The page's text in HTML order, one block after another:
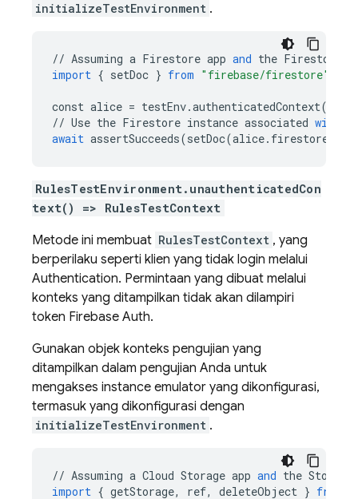
initializeTestEnvironment .
// Assuming a Firestore app and the Firestore
import { setDoc } from "firebase/firestore"
const alice = testEnv.authenticatedContext(
// Use the Firestore instance associated with
await assertSucceeds(setDoc(alice. firestore
RulesTestEnvironment.unauthenticatedCon
text() => RulesTestContext
Metode ini membuat RulesTestContext , yang
berperilaku seperti klien yang tidak login melalui
Authentication. Permintaan yang dibuat melalui
konteks yang ditampilkan tidak akan dilampiri
token Firebase Auth.
Gunakan objek konteks pengujian yang
ditampilkan dalam pengujian Anda untuk
mengakses instance emulator yang dikonfigurasi,
termasuk yang dikonfigurasi dengan
initializeTestEnvironment .
// Assuming a Cloud Storage app and the Storage
import { getStorage, ref, deleteObject } from